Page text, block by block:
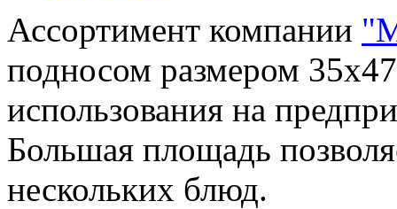
Ассортимент компании
подносом размером
использования на
Большая площадь
нескольких блюд.